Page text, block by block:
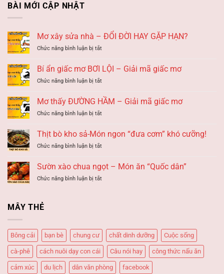
BÀI MỚI CẬP NHẬT
Mơ xây sửa nhà – ĐỔI ĐỜI HAY GẶP HẠN?
Chức năng bình luận bị tắtở
xây
sửa
nhà
ĐỔI
HAY
HẠN?
Bí ẩn giấc mơ BƠI LỘI – Giải mã giấc mơ
Chức năng bình luận bị tắtở
ẩn
giấc
mơ
LỘI
Giải
giấc
Mơ thấy ĐƯỜNG HẦM – Giải mã giấc mơ
Chức năng bình luận bị tắtở
ĐƯỜNG
HẦM
Giải
mã
giấc
Thịt bò kho sả-Món ngon “đưa cơm” khó cưỡng!
Chức năng bình luận bị tắtở
bò
kho
sả-
cưỡng!
Sườn xào chua ngọt – Món ăn “Quốc dân”
Chức năng bình luận bị tắtở
Món
“Quốc
dân”
MÂY THẺ
Bông cải bạn bè chung cư chất dinh dưỡng Cuộc sống
cà-phê cách nuôi dạy con cái Câu nói hay công thức nấu ăn
cảm xúc du lịch dân văn phòng facebook